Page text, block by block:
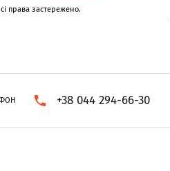
права застережено.
+38 044 294-66-30